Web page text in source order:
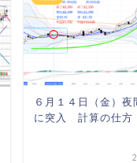
６月１４日（金）夜
に突入 計算の仕方